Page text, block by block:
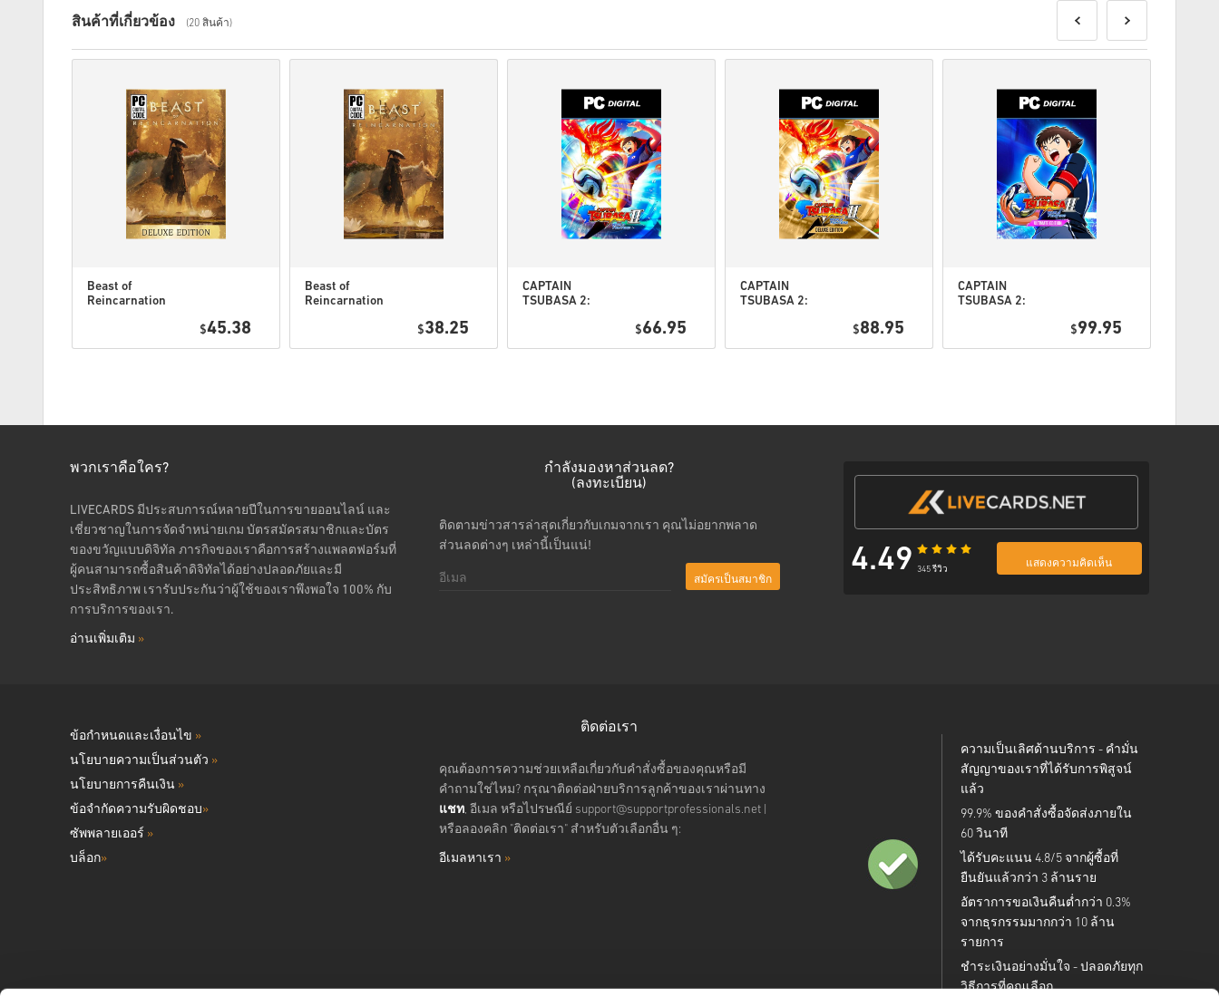
ดูคู่มือสั้น ๆ ด้านบน หรือทำตามขั้นตอนด้านล่าง 👇
• กรอกอีเมลของคุณ
• เลือกวิธีชำระเงินที่ต้องการ
• ดำเนินการสั่งซื้อให้เสร็จ
ติดต่อเรา
.
โค้ดที่ดาวน์โหลดได้เหล่านี้ผลิตโดยผู้พัฒนาเกมดังนั้นจึงเป็นโค้ดต้นฉบับ.
รหัสเหล่านี้ไม่มีวันหมดอายุ.
สำหรับบางผลิตภัณฑ์ คุณอาจจะได้รับรหัสมากกว่าหนึ่งรหัส
สินค้าที่เกี่ยวข้อง (20 สินค้า)
Beast of
Reincarnation
$45.38
Beast of
Reincarnation
$38.25
CAPTAIN
TSUBASA 2:
(STEAM) EU
$66.95
CAPTAIN
TSUBASA 2:
Deluxe Edition
$88.95
CAPTAIN
TSUBASA 2:
Ultimate
$99.95
พวกเราคือใคร?
LIVECARDS มีประสบการณ์หลายปีในการขายออนไลน์ และ
เชี่ยวชาญในการจัดจำหน่ายเกม บัตรสมัครสมาชิกและบัตร
ของขวัญแบบดิจิทัล ภารกิจของเราคือการสร้างแพลตฟอร์มที่
ผู้คนสามารถซื้อสินค้าดิจิทัลได้อย่างปลอดภัยและมี
ประสิทธิภาพ เรารับประกันว่าผู้ใช้ของเราพึงพอใจ 100% กับ
การบริการของเรา.
อ่านเพิ่มเติม »
กำลังมองหาส่วนลด?
(ลงทะเบียน)
ติดตามข่าวสารล่าสุดเกี่ยวกับเกมจากเรา คุณไม่อยากพลาด
ส่วนลดต่างๆ เหล่านี้เป็นแน่!
สมัครเป็นสมาชิก
4.49 345 รีวิว
แสดงความคิดเห็น
ข้อกำหนดและเงื่อนไข »
นโยบายความเป็นส่วนตัว »
นโยบายการคืนเงิน »
ข้อจำกัดความรับผิดชอบ»
ซัพพลายเออร์ »
บล็อก»
ติดต่อเรา
คุณต้องการความช่วยเหลือเกี่ยวกับคำสั่งซื้อของคุณหรือมี
คำถามใช่ไหม? กรุณาติดต่อฝ่ายบริการลูกค้าของเราผ่านทาง
แชท, อีเมล หรือไปรษณีย์ support@supportprofessionals.net|
หรือลองคลิก "ติดต่อเรา" สำหรับตัวเลือกอื่น ๆ:
อีเมลหาเรา »
ความเป็นเลิศด้านบริการ - คำมั่น
สัญญาของเราที่ได้รับการพิสูจน์
แล้ว
99.9% ของคำสั่งซื้อจัดส่งภายใน
60 วินาที
ได้รับคะแนน 4.8/5 จากผู้ซื้อที่
ยืนยันแล้วกว่า 3 ล้านราย
อัตราการขอเงินคืนต่ำกว่า 0.3%
จากธุรกรรมมากกว่า 10 ล้าน
รายการ
ชำระเงินอย่างมั่นใจ - ปลอดภัยทุก
วิธีการที่คุณเลือก